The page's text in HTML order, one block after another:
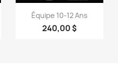
Aperçu rapide
Équipe 10-12 Ans
240,00 $